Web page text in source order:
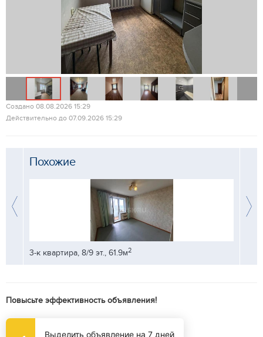
Создано 08.08.2026 15:29
Действительно до 07.09.2026 15:29
Похожие
3-к квартира, 8/9 эт., 61.9м2
Повысьте эффективность объявления!
Выделить объявление на 7 дней